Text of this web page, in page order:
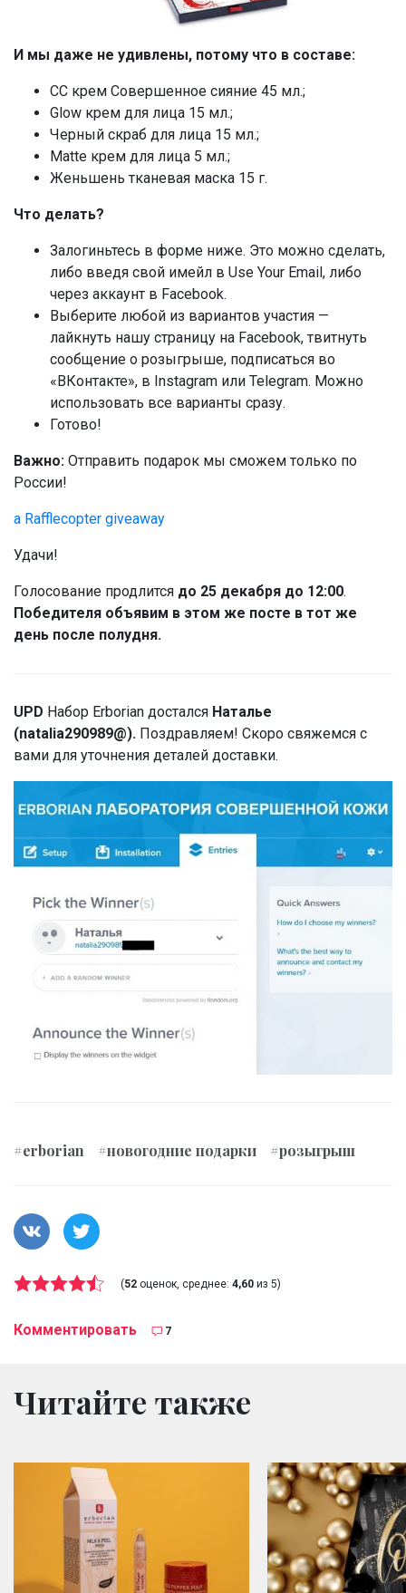
И мы даже не удивлены, потому что в составе:
СС крем Совершенное сияние 45 мл.;
Glow крем для лица 15 мл.;
Черный скраб для лица 15 мл.;
Matte крем для лица 5 мл.;
Женьшень тканевая маска 15 г.
Что делать?
Залогиньтесь в форме ниже. Это можно сделать,
либо введя свой имейл в Use Your Email, либо
через аккаунт в Facebook.
Выберите любой из вариантов участия —
лайкнуть нашу страницу на Facebook, твитнуть
сообщение о розыгрыше, подписаться во
«ВКонтакте», в Instagram или Telegram. Можно
использовать все варианты сразу.
Готово!
Важно: Отправить подарок мы сможем только по
России!
a Rafflecopter giveaway
Удачи!
Голосование продлится до 25 декабря до 12:00.
Победителя объявим в этом же посте в тот же
день после полудня.
UPD Набор Erborian достался Наталье
(natalia290989@). Поздравляем! Скоро свяжемся с
вами для уточнения деталей доставки.
#erborian #новогодние подарки #розыгрыш
(52 оценок, среднее: 4,60 из 5)
Комментировать 7
Читайте также